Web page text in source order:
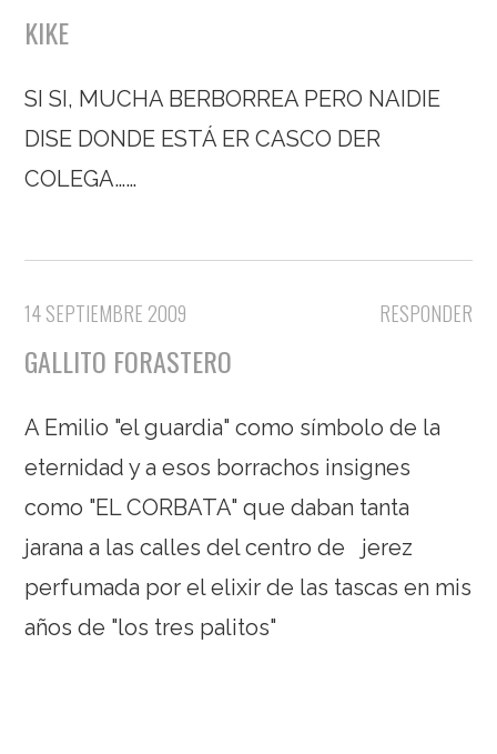
KIKE
SI SI, MUCHA BERBORREA PERO NAIDIE
DISE DONDE ESTÁ ER CASCO DER
COLEGA……
RESPONDER
14 SEPTIEMBRE 2009
GALLITO FORASTERO
A Emilio "el guardia" como símbolo de la
eternidad y a esos borrachos insignes
como "EL CORBATA" que daban tanta
jarana a las calles del centro de jerez
perfumada por el elixir de las tascas en mis
años de "los tres palitos"